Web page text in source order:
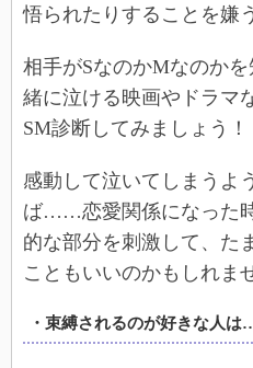
悟られたりすることを嫌
相手がSなのかMなのか
緒に泣ける映画やドラマ
SM診断してみましょう！
感動して泣いてしまうよ
ば……恋愛関係になった
的な部分を刺激して、た
こともいいのかもしれま
・束縛されるのが好きな人